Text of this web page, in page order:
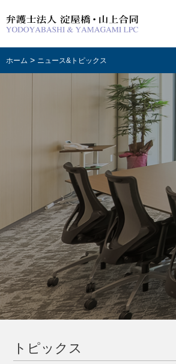
ホーム > ニュース&トピックス
トピックス